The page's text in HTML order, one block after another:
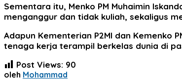
Sementara itu, Menko PM Muhaimin
menganggur dan tidak kuliah, sekaligus
Adapun Kementerian P2MI dan Kemenko
tenaga kerja terampil berkelas dunia di
Post Views: 90
oleh Mohammad